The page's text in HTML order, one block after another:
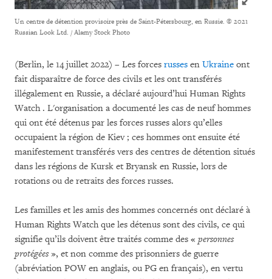
Un centre de détention provisoire près de Saint-Pétersbourg, en Russie. © 2021
Russian Look Ltd. / Alamy Stock Photo
(Berlin, le 14 juillet 2022) – Les forces russes en Ukraine ont
fait disparaître de force des civils et les ont transférés
illégalement en Russie, a déclaré aujourd’hui Human Rights
Watch . L'organisation a documenté les cas de neuf hommes
qui ont été détenus par les forces russes alors qu’elles
occupaient la région de Kiev ; ces hommes ont ensuite été
manifestement transférés vers des centres de détention situés
dans les régions de Kursk et Bryansk en Russie, lors de
rotations ou de retraits des forces russes.
Les familles et les amis des hommes concernés ont déclaré à
Human Rights Watch que les détenus sont des civils, ce qui
signifie qu’ils doivent être traités comme des « personnes
protégées», et non comme des prisonniers de guerre
(abréviation POW en anglais, ou PG en français), en vertu